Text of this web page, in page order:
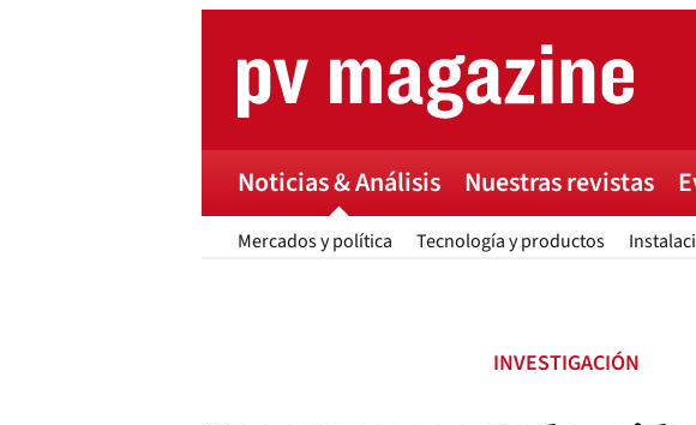
Noticias & Análisis
Mercados y política Tecnología y productos
Nuestras revistas
INVESTIGACIÓN